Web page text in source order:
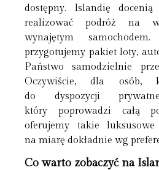
dostępny. Islandię
realizować podróż na
wynajętym
przygotujemy pakiet loty,
Państwo samodzielnie
Oczywiście, dla osób,
do dyspozycji
który poprowadzi całą
oferujemy takie
na miarę dokładnie wg
Co warto zobaczyć na